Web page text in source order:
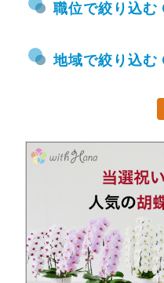
職位で絞り込む
地域で絞り込む